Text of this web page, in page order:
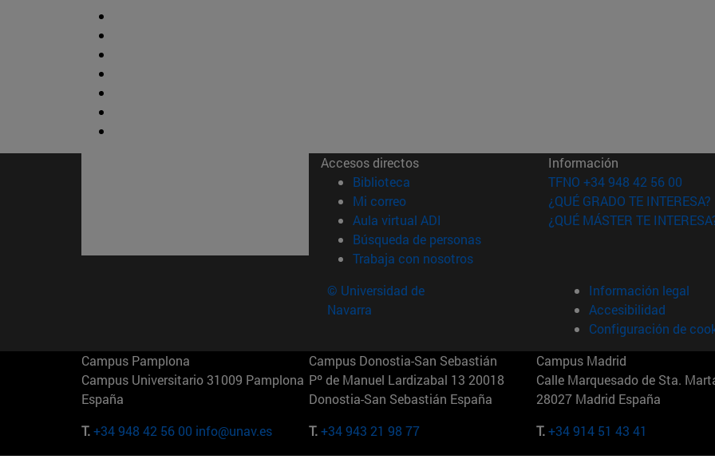
Accesos directos
Biblioteca (abre en nueva ventana)
Mi correo(abre en nueva ventana)
Aula virtual ADI (abre en nueva ventana)
Búsqueda de personas(abre en nueva ventana)
Trabaja con nosotros(abre en nueva ventana)
Información
TFNO +34 948 42 56 00
¿QUÉ GRADO TE INTERESA?
¿QUÉ MÁSTER TE
© Universidad de
Navarra
Información legal
Accesibilidad
Configuración de
Campus Pamplona
Campus Universitario 31009 Pamplona
España
T.+34 948 42 56 00 info@unav.es
Campus Donostia-San Sebastián
Pº de Manuel Lardizabal 13 20018
Donostia-San Sebastián España
T.+34 943 21 98 77
Campus Madrid
Calle Marquesado de Sta.
28027 Madrid España
T.+34 914 51 43 41